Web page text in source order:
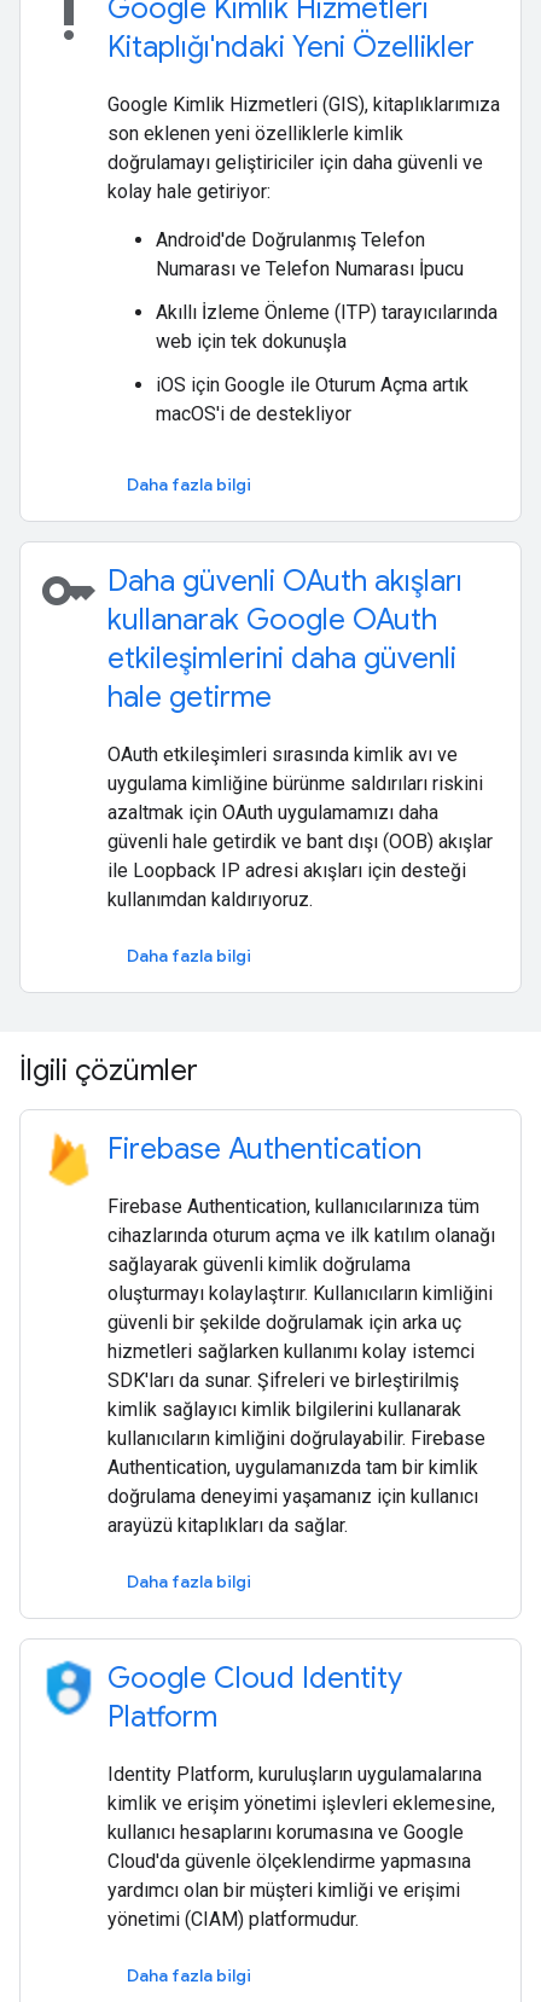
priority_high
Google Kimlik Hizmetleri
Kitaplığı'ndaki Yeni Özellikler
Google Kimlik Hizmetleri (GIS), kitaplıklarımıza
son eklenen yeni özelliklerle kimlik
doğrulamayı geliştiriciler için daha güvenli ve
kolay hale getiriyor:
Android'de Doğrulanmış Telefon
Numarası ve Telefon Numarası İpucu
Akıllı İzleme Önleme (ITP) tarayıcılarında
web için tek dokunuşla
iOS için Google ile Oturum Açma artık
macOS'i de destekliyor
Daha fazla bilgi
key Daha güvenli OAuth akışları
kullanarak Google OAuth
etkileşimlerini daha güvenli
hale getirme
OAuth etkileşimleri sırasında kimlik avı ve
uygulama kimliğine bürünme saldırıları riskini
azaltmak için OAuth uygulamamızı daha
güvenli hale getirdik ve bant dışı (OOB) akışlar
ile Loopback IP adresi akışları için desteği
kullanımdan kaldırıyoruz.
Daha fazla bilgi
İlgili çözümler
Firebase Authentication
Firebase Authentication, kullanıcılarınıza tüm
cihazlarında oturum açma ve ilk katılım olanağı
sağlayarak güvenli kimlik doğrulama
oluşturmayı kolaylaştırır. Kullanıcıların kimliğini
güvenli bir şekilde doğrulamak için arka uç
hizmetleri sağlarken kullanımı kolay istemci
SDK'ları da sunar. Şifreleri ve birleştirilmiş
kimlik sağlayıcı kimlik bilgilerini kullanarak
kullanıcıların kimliğini doğrulayabilir. Firebase
Authentication, uygulamanızda tam bir kimlik
doğrulama deneyimi yaşamanız için kullanıcı
arayüzü kitaplıkları da sağlar.
Daha fazla bilgi
Google Cloud Identity
Platform
Identity Platform, kuruluşların uygulamalarına
kimlik ve erişim yönetimi işlevleri eklemesine,
kullanıcı hesaplarını korumasına ve Google
Cloud'da güvenle ölçeklendirme yapmasına
yardımcı olan bir müşteri kimliği ve erişimi
yönetimi (CIAM) platformudur.
Daha fazla bilgi